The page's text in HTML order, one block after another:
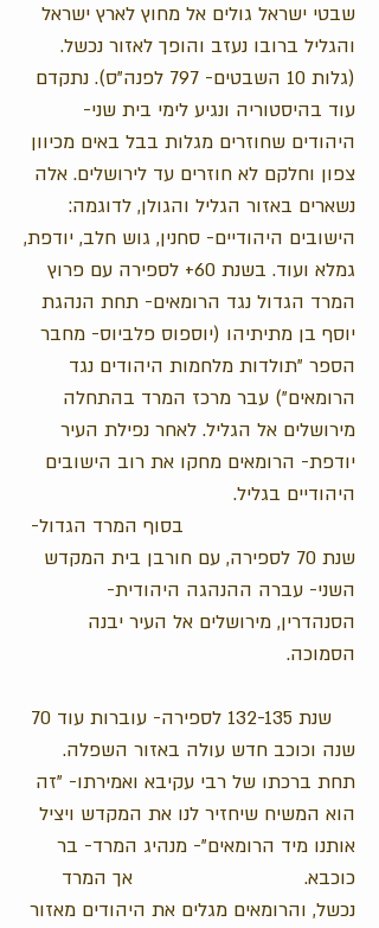
שבטי ישראל גולים אל מחוץ לארץ ישראל
והגליל ברובו נעזב והופך לאזור נכשל.
(גלות 10 השבטים- 797 לפנה"ס).
נתקדם
עוד בהיסטוריה ונגיע לימי בית שני-
היהודים שחוזרים מגלות בבל באים מכיוון
צפון וחלקם לא חוזרים עד לירושלים. אלה
נשארים באזור הגליל והגולן, לדוגמה:
הישובים היהודיים- סחנין, גוש חלב, יודפת,
גמלא ועוד. בשנת 60+ לספירה עם פרוץ
המרד הגדול נגד הרומאים- תחת הנהגת
יוסף בן מתיתיהו (יוספוס פלביוס- מחבר
הספר "תולדות מלחמות היהודים נגד
הרומאים") עבר מרכז המרד בהתחלה
מירושלים אל הגליל. לאחר נפילת העיר
יודפת- הרומאים מחקו את רוב הישובים
היהודיים בגליל.
בסוף המרד הגדול-
שנת 70 לספירה, עם חורבן בית המקדש
השני- עברה ההנהגה היהודית-
הסנהדרין, מירושלים אל העיר יבנה
הסמוכה.
שנת 132-135 לספירה- עוברות עוד 70
שנה וכוכב חדש עולה באזור השפלה.
תחת ברכתו של רבי עקיבא ואמירתו- "זה
הוא המשיח שיחזיר לנו את המקדש ויציל
אותנו מיד הרומאים"- מנהיג המרד- בר
כוכבא. אך המרד
נכשל, והרומאים מגלים את היהודים מאזור